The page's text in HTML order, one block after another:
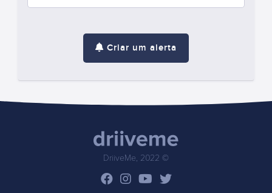
Criar um alerta
DriiveMe, 2022 ©